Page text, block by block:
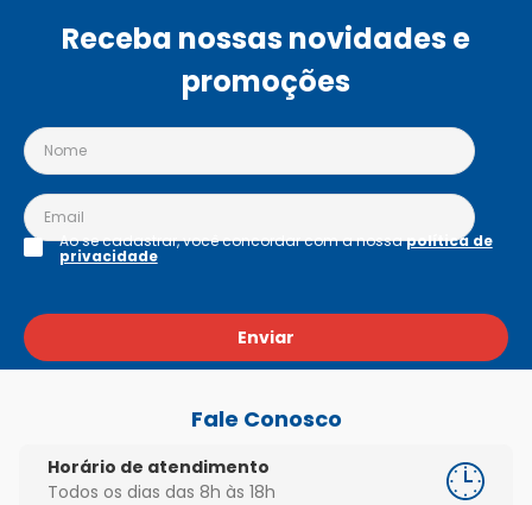
Receba nossas novidades e
promoções
Enviar
Ao se cadastrar, você concordar com a nossapolítica de
privacidade
Fale Conosco
Horário de atendimento
Todos os dias das 8h às 18h